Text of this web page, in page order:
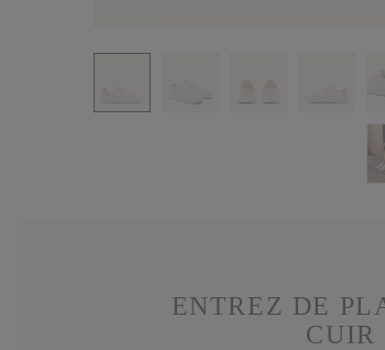
ENTREZ DE
CUIR